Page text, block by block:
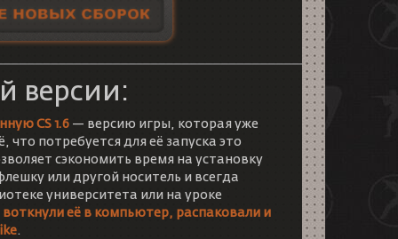
версии:
CS 1.6 — версию игры, которая уже
что потребуется для её запуска это
сэкономить время на установку
или другой носитель и всегда
университета или на уроке
её в компьютер, распаковали и
.